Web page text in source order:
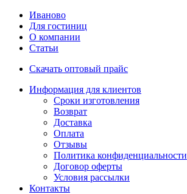
Иваново
Для гостиниц
О компании
Статьи
Скачать оптовый прайс
Информация для клиентов
Сроки изготовления
Возврат
Доставка
Оплата
Отзывы
Политика конфиденциальности
Договор оферты
Условия рассылки
Контакты